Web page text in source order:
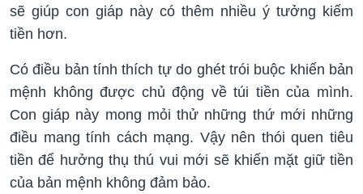
sẽ giúp con giáp này có thêm nhiều ý tưởng kiếm
tiền hơn.
Có điều bản tính thích tự do ghét trói buộc khiến bản
mệnh không được chủ động về túi tiền của mình.
Con giáp này mong mỏi thử những thứ mới những
điều mang tính cách mạng. Vậy nên thói quen tiêu
tiền để hưởng thụ thú vui mới sẽ khiến mặt giữ tiền
của bản mệnh không đảm bảo.